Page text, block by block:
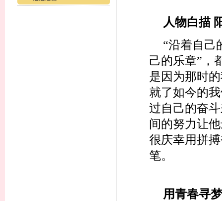
人物白描
“沿着自己
己的乐章”，
是因为那时
就了如今的
过自己的奋
间的努力让
很庆幸用拼
笔。
用青春寻